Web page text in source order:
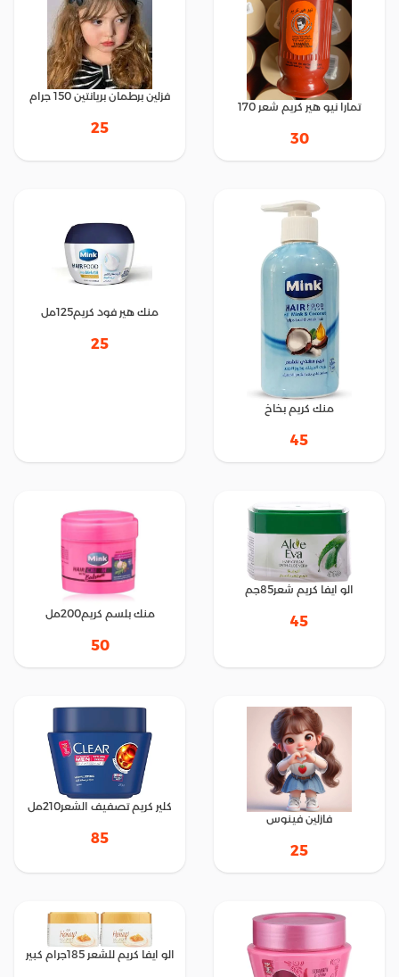
تمارا نيو هير كريم شعر 170
30
فزلين برطمان بريانتين 150 جرام
25
منك كريم بخاخ
45
منك هير فود كريم125مل
25
الو ايفا كريم شعر85جم
45 منك بلسم كريم200مل
50
فازلين فينوس
25
كلير كريم تصفيف الشعر210مل
85
الو ايفا كريم للشعر 185جرام كبير